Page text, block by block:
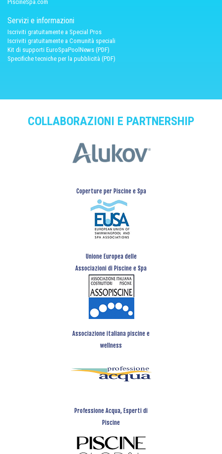
PiscineSpa.com
Servizi e informazioni
Iscriviti gratuitamente a Special Pros
Iscriviti gratuitamente a Comunità speciali
Kit di supporti EuroSpaPoolNews (PDF)
Specifiche tecniche per la pubblicità (PDF)
COLLABORAZIONI E PARTNERSHIP
Coperture per Piscine e Spa
Unione Europea delle
Associazioni di Piscine e Spa
Associazione italiana piscine e
wellness
Professione Acqua, Esperti di
Piscine